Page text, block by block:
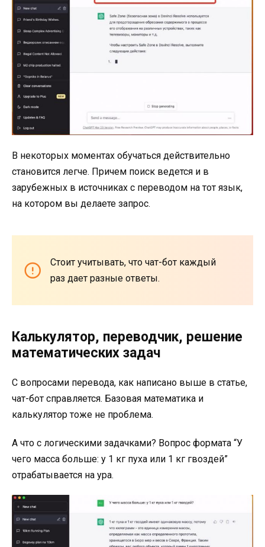
В некоторых моментах обучаться действительно
становится легче. Причем поиск ведется и в
зарубежных в источниках с переводом на тот язык,
на котором вы делаете запрос.
Стоит учитывать, что чат-бот каждый
раз дает разные ответы.
Калькулятор, переводчик, решение
математических задач
С вопросами перевода, как написано выше в статье,
чат-бот справляется. Базовая математика и
калькулятор тоже не проблема.
А что с логическими задачками? Вопрос формата “У
чего масса больше: у 1 кг пуха или 1 кг гвоздей”
отрабатывается на ура.